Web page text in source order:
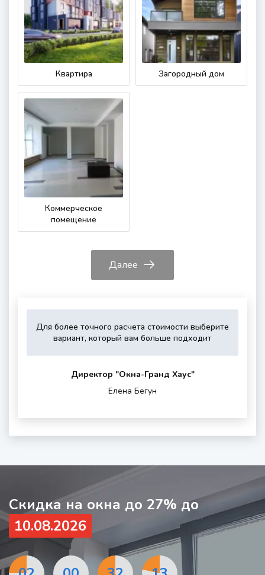
Квартира Загородный дом
Коммерческое
помещение
Далее
Для более точного расчета стоимости выберите
вариант, который вам больше подходитУкажите,
Выберите,
Это
шумности
окном
Укажите
Директор "Oкна-Гранд Хаус"
Елена Бегун
Скидка на окна до 27% до
10.08.2026